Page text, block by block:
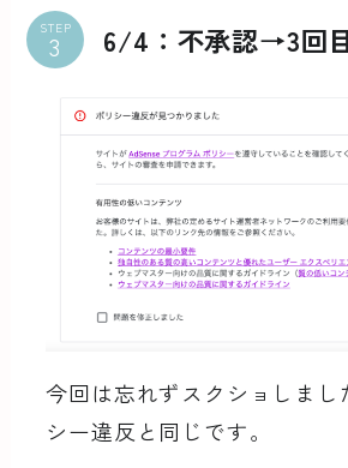
STEP 6/4：不承認→3回
今回は忘れずスクショしまし
シー違反と同じです。